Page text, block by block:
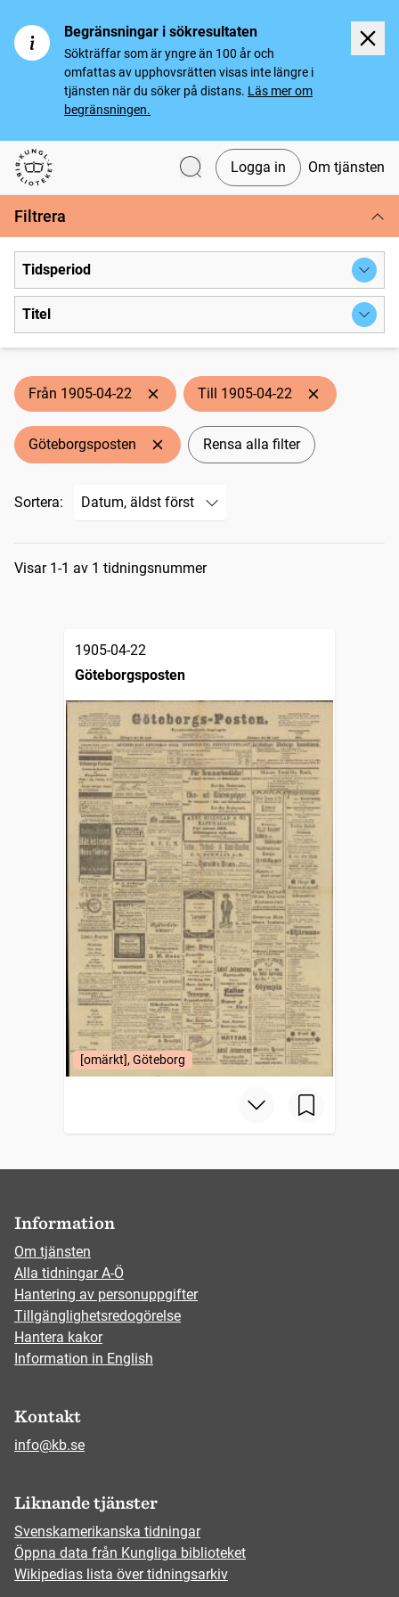
Begränsningar i sökresultaten
Sökträffar som är yngre än 100 år och
omfattas av upphovsrätten visas inte längre i
tjänsten när du söker på distans. Läs mer om
begränsningen.
Svenska tidningar
Logga in Om tjänsten
Filtrera
Tidsperiod
Titel
Från 1905-04-22 Till 1905-04-22
Göteborgsposten Rensa alla filter
Sortera:
Sökresultat
Visar 1-1 av 1 tidningsnummer
1905-04-22
Göteborgsposten
[omärkt], Göteborg
Information
Om tjänsten
Alla tidningar A-Ö
Hantering av personuppgifter
Tillgänglighetsredogörelse
Hantera kakor
Information in English
Kontakt
info@kb.se
Liknande tjänster
Svenskamerikanska tidningar
Öppna data från Kungliga biblioteket
Wikipedias lista över tidningsarkiv